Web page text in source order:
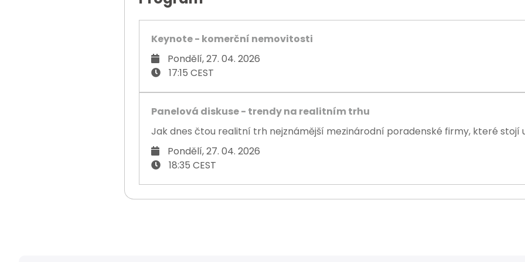
Keynote - komerční nemovitosti
Pondělí, 27. 04. 2026
17:15 CEST
Panelová diskuse - trendy na realitním trhu
Jak dnes čtou realitní trh nejznámější mezinárodní poradenské firmy, které stojí
Pondělí, 27. 04. 2026
18:35 CEST